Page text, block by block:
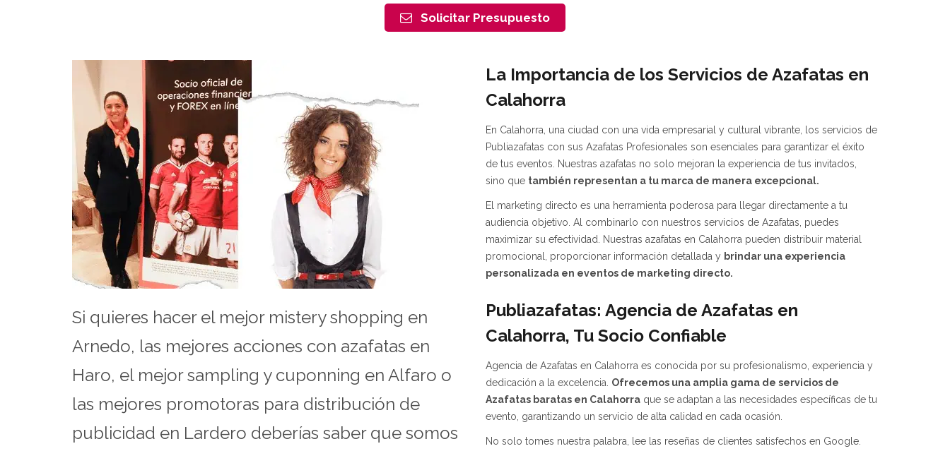
Solicitar Presupuesto
Si quieres hacer el mejor mistery shopping en
Arnedo, las mejores acciones con azafatas en
Haro, el mejor sampling y cuponning en Alfaro o
las mejores promotoras para distribución de
publicidad en Lardero deberías saber que somos
La Importancia de los Servicios de Azafatas en
Calahorra
En Calahorra, una ciudad con una vida empresarial y cultural vibrante, los servicios de
Publiazafatas con sus Azafatas Profesionales son esenciales para garantizar el éxito
de tus eventos. Nuestras azafatas no solo mejoran la experiencia de tus invitados,
sino que también representan a tu marca de manera excepcional.
El marketing directo es una herramienta poderosa para llegar directamente a tu
audiencia objetivo. Al combinarlo con nuestros servicios de Azafatas, puedes
maximizar su efectividad. Nuestras azafatas en Calahorra pueden distribuir material
promocional, proporcionar información detallada y brindar una experiencia
personalizada en eventos de marketing directo.
Publiazafatas: Agencia de Azafatas en
Calahorra, Tu Socio Confiable
Agencia de Azafatas en Calahorra es conocida por su profesionalismo, experiencia y
dedicación a la excelencia. Ofrecemos una amplia gama de servicios de
Azafatas baratas en Calahorra que se adaptan a las necesidades específicas de tu
evento, garantizando un servicio de alta calidad en cada ocasión.
No solo tomes nuestra palabra, lee las reseñas de clientes satisfechos en Google.